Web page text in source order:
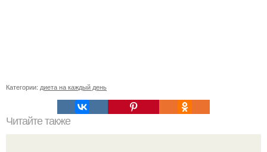
Категории: диета на каждый день
Читайте также